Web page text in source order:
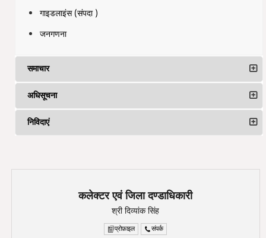
गाइडलाइंस (संपदा )
जनगणना
समाचार
अधिसूचना
निविदाएं
कलेक्टर एवं जिला दण्डाधिकारी
श्री दिव्यांक सिंह
प्रोफ़ाइल संपर्क